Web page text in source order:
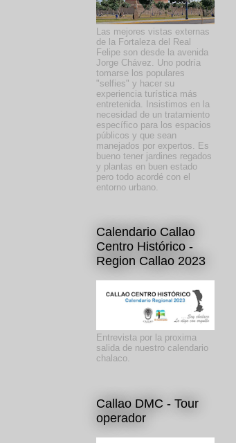
Las mejores vistas externas
de la Fortaleza del Real
Felipe son desde la avenida
Jorge Chávez. Uno podría
tomarse los populares
"selfies" y hacer su
experiencia turística más
entretenida. Insistimos en la
necesidad de un tratamiento
específico para los espacios
públicos y que sean
manejados por expertos. Es
bueno tener jardines regados
y plantas en buen estado
pero todo acordé con el
entorno urbano.
Calendario Callao
Centro Histórico -
Region Callao 2023
Entrevista por la proxima
salida de nuestro calendario
chalaco.
Callao DMC - Tour
operador